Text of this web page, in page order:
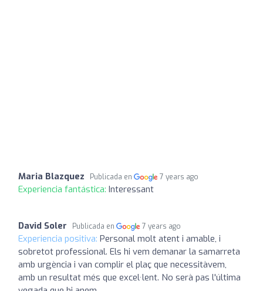
Maria Blazquez Publicada en 7 years ago
Experiencia fantástica: Interessant
David Soler Publicada en 7 years ago
Experiencia positiva: Personal molt atent i amable, i
sobretot professional. Els hi vem demanar la samarreta
amb urgència i van complir el plaç que necessitàvem,
amb un resultat més que excel·lent. No serà pas l'última